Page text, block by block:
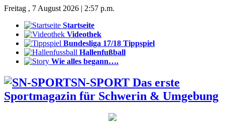
Freitag , 7 August 2026 | 2:57 p.m.
Startseite
Videothek
Bundesliga 17/18 Tippspiel
Hallenfußball
Wie alles begann….
SN-SPORT Das erste
Sportmagazin für Schwerin & Umgebung